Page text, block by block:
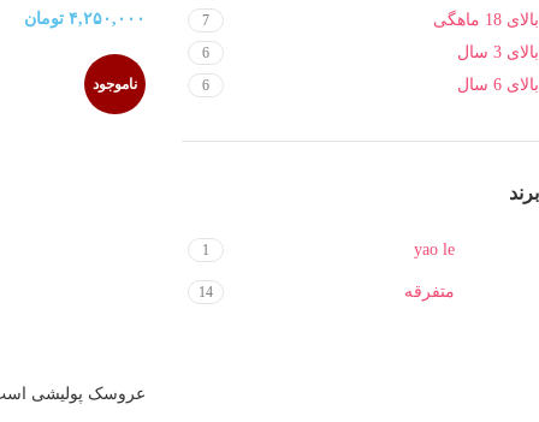
بالای 18 ماهگی 7
بالای 3 سال 6
بالای 6 سال 6
برند
yao le
1
متفرقه 14
۴,۲۵۰,۰۰۰ تومان
ناموجود
عروسک پولیشی